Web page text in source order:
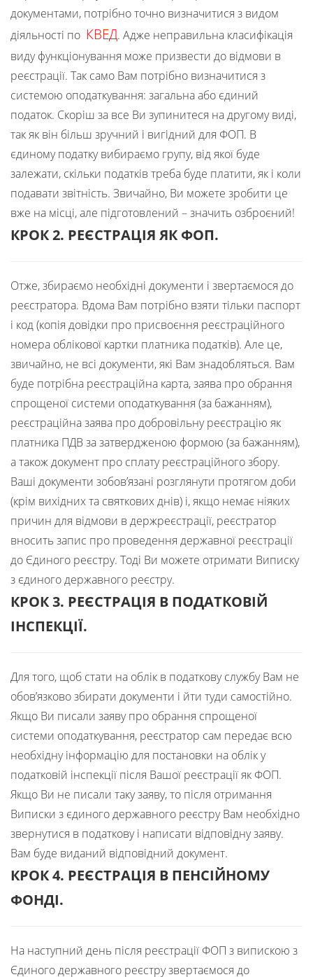
документами, потрібно точно визначитися з видом
діяльності по КВЕД. Адже неправильна класифікація
виду функціонування може призвести до відмови в
реєстрації. Так само Вам потрібно визначитися з
системою оподаткування: загальна або єдиний
податок. Скоріш за все Ви зупинитеся на другому виді,
так як він більш зручний і вигідний для ФОП. В
єдиному податку вибираємо групу, від якої буде
залежати, скільки податків треба буде платити, як і коли
подавати звітність. Звичайно, Ви можете зробити це
вже на місці, але підготовлений – значить озброєний!
КРОК 2. РЕЄСТРАЦІЯ ЯК ФОП.
Отже, збираємо необхідні документи і звертаємося до
реєстратора. Вдома Вам потрібно взяти тільки паспорт
і код (копія довідки про присвоєння реєстраційного
номера облікової картки платника податків). Але це,
звичайно, не всі документи, які Вам знадобляться. Вам
буде потрібна реєстраційна карта, заява про обрання
спрощеної системи оподаткування (за бажанням),
реєстраційна заява про добровільну реєстрацію як
платника ПДВ за затвердженою формою (за бажанням),
а також документ про сплату реєстраційного збору.
Ваші документи зобов’язані розглянути протягом доби
(крім вихідних та святкових днів) і, якщо немає ніяких
причин для відмови в держреєстрації, реєстратор
вносить запис про проведення державної реєстрації
до Єдиного реєстру. Тоді Ви можете отримати Виписку
з єдиного державного реєстру.
КРОК 3. РЕЄСТРАЦІЯ В ПОДАТКОВІЙ
ІНСПЕКЦІЇ.
Для того, щоб стати на облік в податкову службу Вам не
обов’язково збирати документи і йти туди самостійно.
Якщо Ви писали заяву про обрання спрощеної
системи оподаткування, реєстратор сам передає всю
необхідну інформацію для постановки на облік у
податковій інспекції після Вашої реєстрації як ФОП.
Якщо Ви не писали таку заяву, то після отримання
Виписки з єдиного державного реєстру Вам необхідно
звернутися в податкову і написати відповідну заяву.
Вам буде виданий відповідний документ.
КРОК 4. РЕЄСТРАЦІЯ В ПЕНСІЙНОМУ
ФОНДІ.
На наступний день після реєстрації ФОП з випискою з
Єдиного державного реєстру звертаємося до